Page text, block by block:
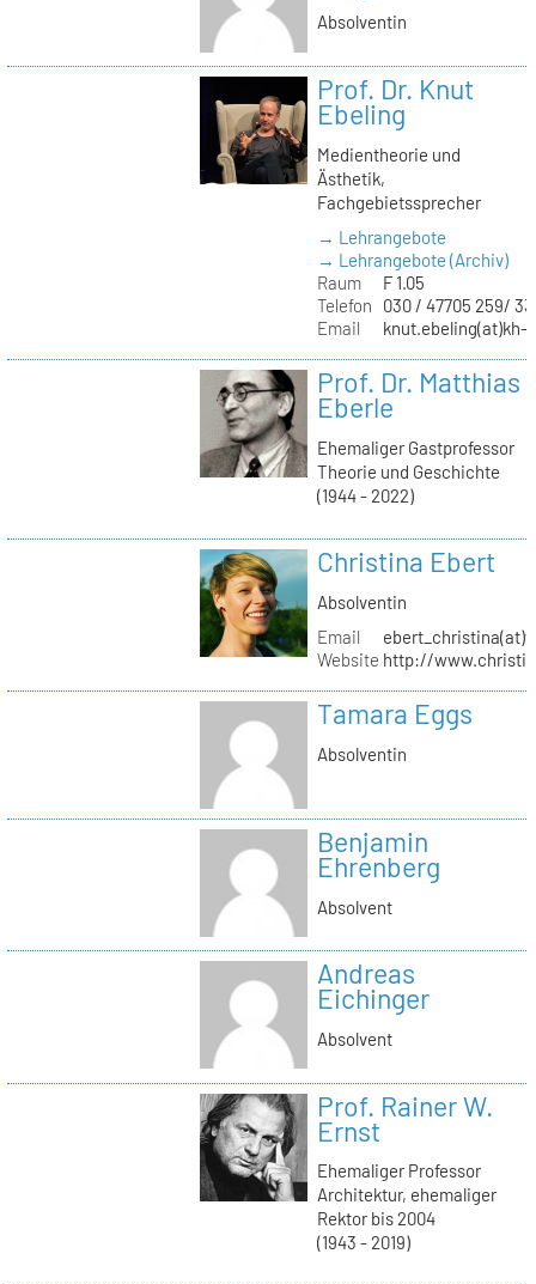
Absolventin
Prof. Dr. Knut
Ebeling
Medientheorie und
Ästhetik,
Fachgebietssprecher
→ Lehrangebote
→ Lehrangebote (Archiv)
Raum
F 1.05
Telefon
030 / 47705 259/
Email
knut.ebeling(at)kh-
Prof. Dr. Matthias
Eberle
Ehemaliger Gastprofessor
Theorie und Geschichte
(1944 - 2022)
Christina Ebert
Absolventin
Email
Website http://
Tamara Eggs
Absolventin
Benjamin
Ehrenberg
Absolvent
Andreas
Eichinger
Absolvent
Prof. Rainer W.
Ernst
Ehemaliger Professor
Architektur, ehemaliger
Rektor bis 2004
(1943 - 2019)